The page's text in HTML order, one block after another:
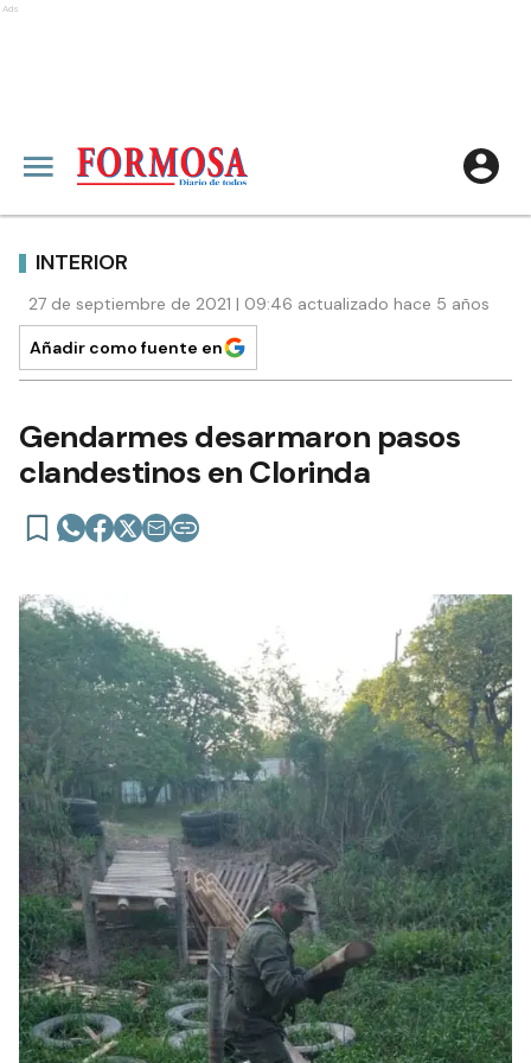
Ads
INTERIOR
27 de septiembre de 2021 | 09:46 actualizado hace 5 años
Añadir como fuente en
Gendarmes desarmaron pasos
clandestinos en Clorinda